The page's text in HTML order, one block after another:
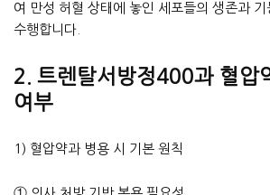
여 만성 허혈 상태에 놓인 세포들의 생존과
수행합니다.
2. 트렌탈서방정400과 혈압
여부
1) 혈압약과 병용 시 기본 원칙